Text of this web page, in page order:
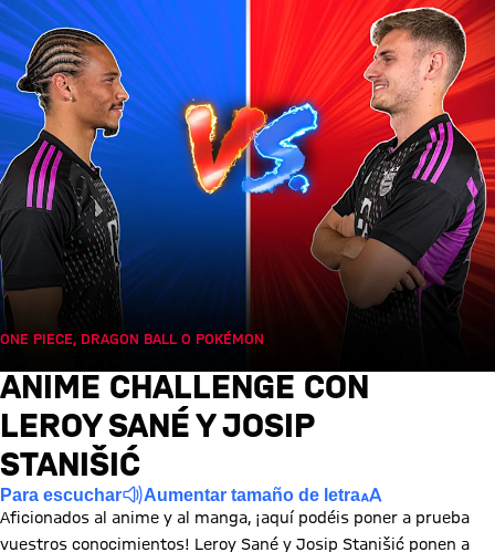
ONE PIECE, DRAGON BALL O POKÉMON
ANIME CHALLENGE CON
LEROY SANÉ Y JOSIP
STANIŠIĆ
Para escuchar Aumentar tamaño de letra
Aficionados al anime y al manga, ¡aquí podéis poner a prueba
vuestros conocimientos! Leroy Sané y Josip Stanišić ponen a